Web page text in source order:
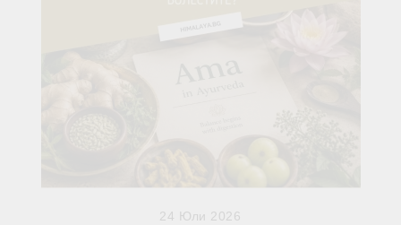
24 Юли 2026